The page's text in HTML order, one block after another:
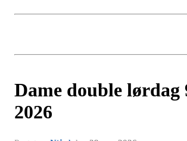
Dame double lørdag
2026